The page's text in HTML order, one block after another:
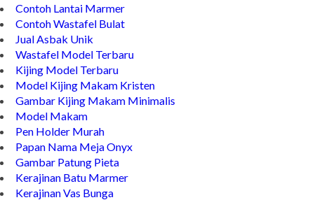
Contoh Lantai Marmer
Contoh Wastafel Bulat
Jual Asbak Unik
Wastafel Model Terbaru
Kijing Model Terbaru
Model Kijing Makam Kristen
Gambar Kijing Makam Minimalis
Model Makam
Pen Holder Murah
Papan Nama Meja Onyx
Gambar Patung Pieta
Kerajinan Batu Marmer
Kerajinan Vas Bunga